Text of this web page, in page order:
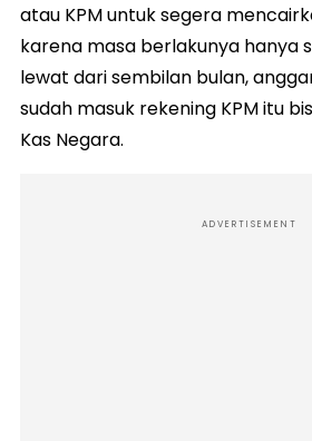
atau KPM untuk segera
karena masa berlakunya hanya
lewat dari sembilan bulan,
sudah masuk rekening KPM itu
Kas Negara.
ADVERTISEMENT